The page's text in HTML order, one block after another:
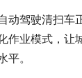
动驾驶清扫
作业模式，让
。